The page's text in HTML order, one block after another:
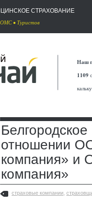
СТРАХОВАНИЕ
ОМС• Туристов
Наш
1109
отношении
компания» и
компания»
страховые компании